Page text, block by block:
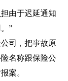
由于迟延通知
”
司，把事故原
名称跟保险公
案。